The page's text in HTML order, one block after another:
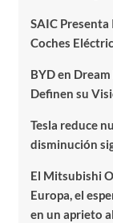
SAIC
Coches
BYD en
Definen su
Tesla reduce
disminución
El Mitsubishi
Europa, el
en un aprieto